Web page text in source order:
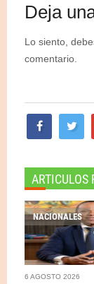
Deja
Lo siento,
comentario.
ARTICULOS
NACIONALES
6 AGOSTO 2026